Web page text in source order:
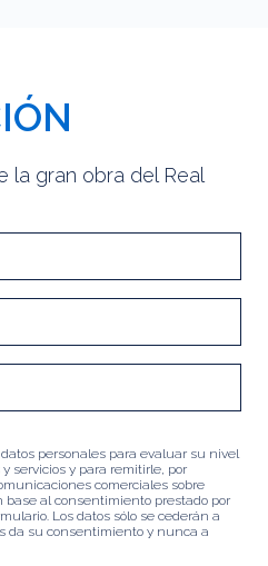
la gran obra del Real
personales para evaluar su nivel
servicios y para remitirle, por
comerciales sobre
base al consentimiento prestado por
Los datos sólo se cederán a
da su consentimiento y nunca a